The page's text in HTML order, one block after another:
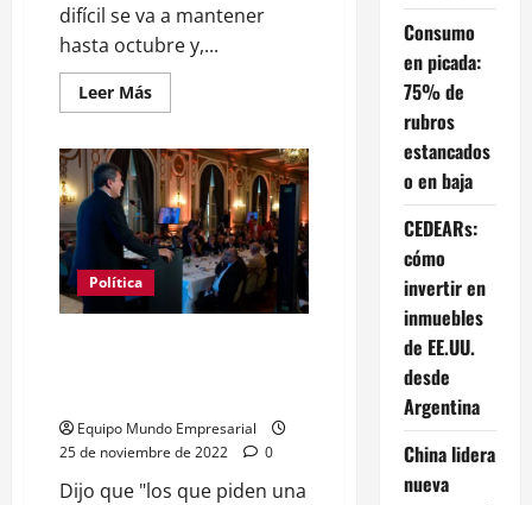
difícil se va a mantener
hasta octubre y,...
Leer MásLeer
más
CICyP
con
Milei:
los
empresarios
creen
que
el
ruido
financiero
Política
Equipo Mundo Empresarial
25 de noviembre de 2022
0
Dijo que "los que piden una
Consumo
en picada:
75% de
rubros
estancados
o en baja
CEDEARs:
cómo
invertir en
inmuebles
de EE.UU.
desde
Argentina
China lidera
nueva